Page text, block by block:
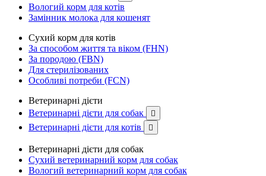
Вологий корм для котів
Замінник молока для кошенят
Сухий корм для котів
За способом життя та віком (FHN)
За породою (FBN)
Для стерилізованих
Особливі потреби (FCN)
Ветеринарні дієти
Ветеринарні дієти для собак

Ветеринарні дієти для котів 
Ветеринарні дієти для собак
Сухий ветеринарний корм для собак
Вологий ветеринарний корм для собак